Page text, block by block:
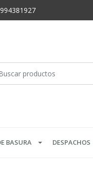
BASURA DESPACHOS